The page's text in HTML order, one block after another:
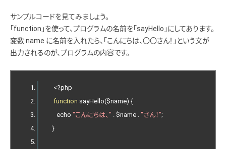
サンプルコードを見てみましょう。
「function」を使って、プログラムの名前を「sayHello」にしてあります。
変数 name に名前を入れたら、「こんにちは、〇〇さん！」という文が
出力されるのが、プログラムの内容です。
<?php
function sayHello($name) {
      echo
"こんにちは、" $name "さん！";
}